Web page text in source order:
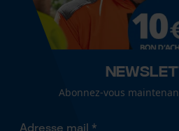
Longueur du rail
Spécifications techniques
Lubrification automatique de la
Abonnez-vous
Mouseflow Web
Fact-Finder
Cookies de